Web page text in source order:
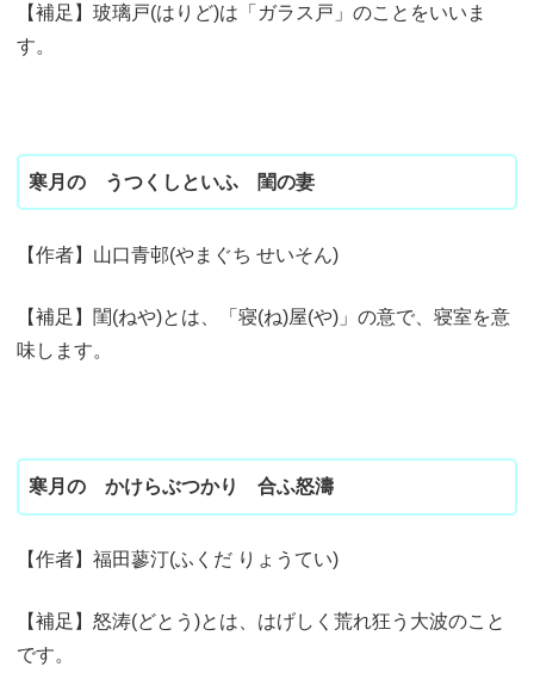
【補足】玻璃戸(はりど)は「ガラス戸」のことをいいま
す。
寒月の うつくしといふ 閨の妻
【作者】山口青邨(やまぐち せいそん)
【補足】閨(ねや)とは、「寝(ね)屋(や)」の意で、寝室を意
味します。
寒月の かけらぶつかり 合ふ怒濤
【作者】福田蓼汀(ふくだ りょうてい)
【補足】怒涛(どとう)とは、はげしく荒れ狂う大波のこと
です。